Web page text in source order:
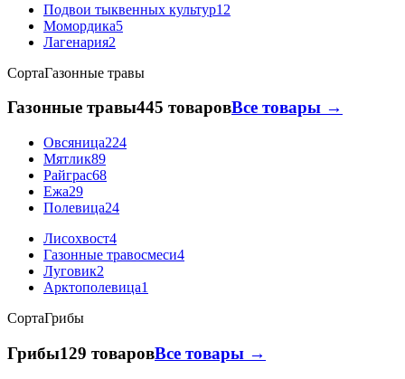
Подвои тыквенных культур12
Момордика5
Лагенария2
СортаГазонные травы
Газонные травы445 товаровВсе товары →
Овсяница224
Мятлик89
Райграс68
Ежа29
Полевица24
Лисохвост4
Газонные травосмеси4
Луговик2
Арктополевица1
СортаГрибы
Грибы129 товаровВсе товары →